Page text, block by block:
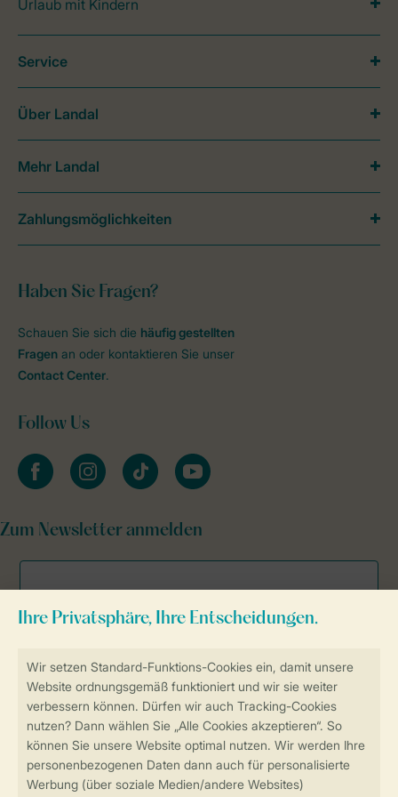
Sicher und schnell zur Online-Buchung
Sichere Datenübertragung
Sicheres Bezahlen
Urlaub mit Kindern
Haben Sie Fragen?
Schauen Sie sich die häufig gestellten
Fragen an oder kontaktieren Sie unser
Contact Center.
Follow Us
facebookinstagramtiktok youtube
Zum Newsletter anmelden
Service
Über Landal
Mehr Landal
Zahlungsmöglichkeiten